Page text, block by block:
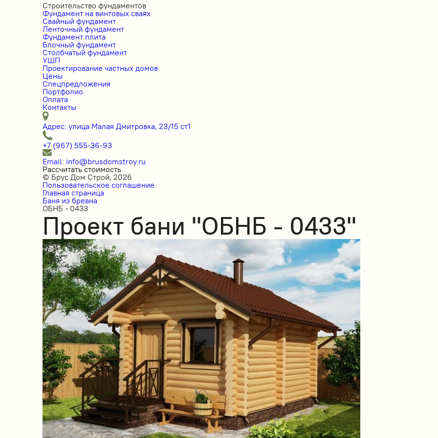
Строительство фундаментов
Фундамент на винтовых сваях
Свайный фундамент
Ленточный фундамент
Фундамент плита
Блочный фундамент
Столбчатый фундамент
УШП
Проектирование частных домов
Цены
Спецпредложения
Портфолио
Оплата
Контакты
Адрес: улица Малая Дмитровка, 23/15 ст1
+7 (967) 555-36-93
Email: info@brusdomstroy.ru
Рассчитать стоимость
© Брус Дом Строй, 2026
Пользовательское соглашение
Главная страница
Баня из бревна
ОБНБ - 0433
Проект бани "ОБНБ - 0433"